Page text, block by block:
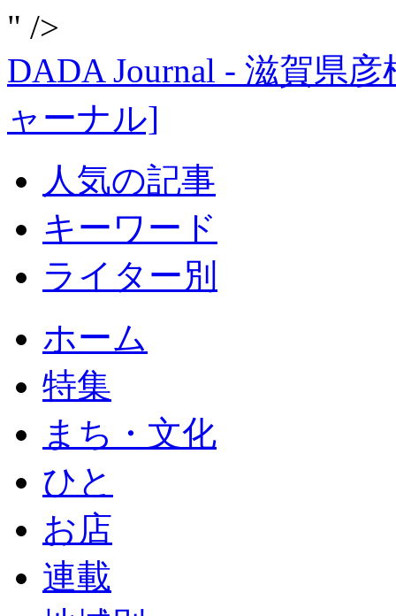
" />
DADA Journal - 滋賀県
ャーナル]
人気の記事
キーワード
ライター別
ホーム
特集
まち・文化
ひと
お店
連載